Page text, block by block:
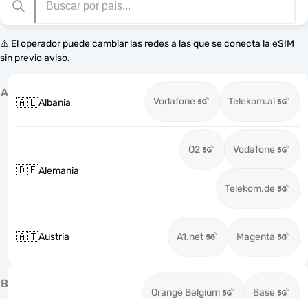
⚠️ El operador puede cambiar las redes a las que se conecta la eSIM
sin previo aviso.
A
🇦🇱Albania Vodafone Telekom.al
🇩🇪Alemania
O2 Vodafone
Telekom.de
🇦🇹Austria A1.net Magenta
B
Orange Belgium Base